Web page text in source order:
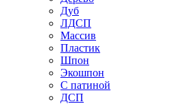
Дуб
ЛДСП
Массив
Пластик
Шпон
Экошпон
С патиной
ДСП